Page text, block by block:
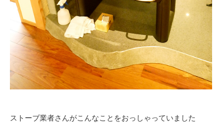
ストーブ業者さんがこんなことをおっしゃっていました